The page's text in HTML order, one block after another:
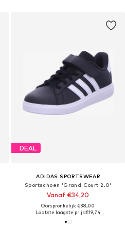
DEAL
ADIDAS SPORTSWEAR
Sportschoen 'Grand Court 2.0'
Vanaf €34,20
Oorspronkelijk: €38,00
Laatste laagste prijs:€19,74